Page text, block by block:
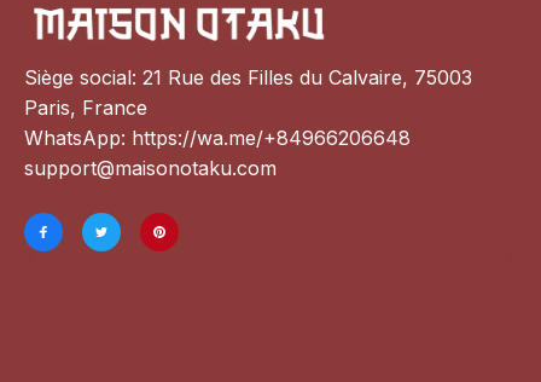
Siège social: 21 Rue des Filles du Calvaire, 75003
Paris, France
WhatsApp: https://wa.me/+84966206648
support@maisonotaku.com